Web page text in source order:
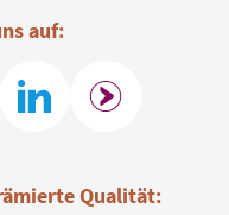
auf:
Qualität: